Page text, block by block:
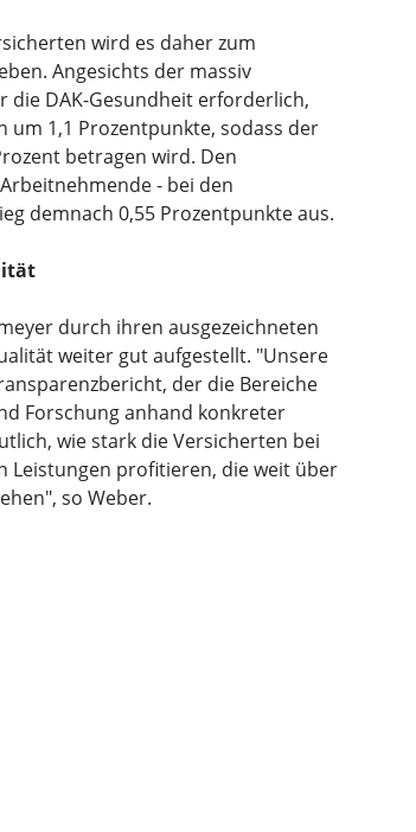
wird es daher zum
Angesichts der massiv
die DAK-Gesundheit erforderlich,
um 1,1 Prozentpunkte, sodass der
betragen wird. Den
- bei den
demnach 0,55 Prozentpunkte aus.
durch ihren ausgezeichneten
weiter gut aufgestellt. "Unsere
der die Bereiche
Forschung anhand konkreter
wie stark die Versicherten bei
Leistungen profitieren, die weit über
so Weber.